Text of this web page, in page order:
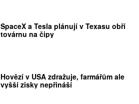
SpaceX a Tesla plánují v Texasu obří
továrnu na čipy
Hovězí v USA zdražuje, farmářům ale
vyšší zisky nepřináší